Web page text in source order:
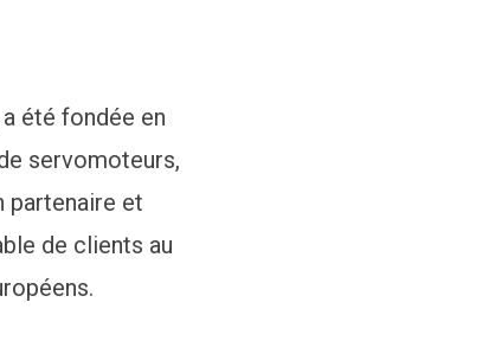
été fondée en
servomoteurs,
partenaire et
de clients au